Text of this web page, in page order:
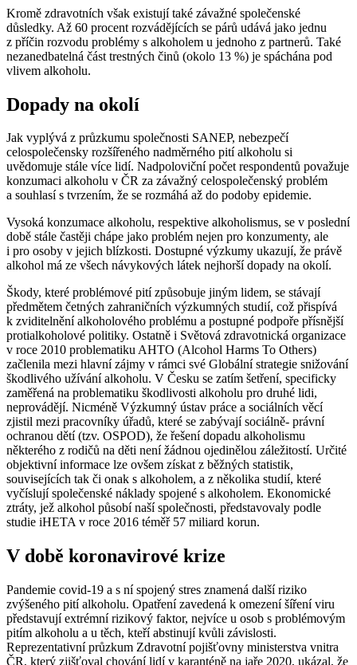
Kromě zdravotních však existují také závažné společenské
důsledky. Až 60 procent rozvádějících se párů udává jako jednu
z příčin rozvodu problémy s alkoholem u jednoho z partnerů. Také
nezanedbatelná část trestných činů (okolo 13 %) je spáchána pod
vlivem alkoholu.
Dopady na okolí
Jak vyplývá z průzkumu společnosti SANEP, nebezpečí
celospolečensky rozšířeného nadměrného pití alkoholu si
uvědomuje stále více lidí. Nadpoloviční počet respondentů považuje
konzumaci alkoholu v ČR za závažný celospolečenský problém
a souhlasí s tvrzením, že se rozmáhá až do podoby epidemie.
Vysoká konzumace alkoholu, respektive alkoholismus, se v poslední
době stále častěji chápe jako problém nejen pro konzumenty, ale
i pro osoby v jejich blízkosti. Dostupné výzkumy ukazují, že právě
alkohol má ze všech návykových látek nejhorší dopady na okolí.
Škody, které problémové pití způsobuje jiným lidem, se stávají
předmětem četných zahraničních výzkumných studií, což přispívá
k zviditelnění alkoholového problému a postupné podpoře přísnější
protialkoholové politiky. Ostatně i Světová zdravotnická organizace
v roce 2010 problematiku AHTO (Alcohol Harms To Others)
začlenila mezi hlavní zájmy v rámci své Globální strategie snižování
škodlivého užívání alkoholu. V Česku se zatím šetření, specificky
zaměřená na problematiku škodlivosti alkoholu pro druhé lidi,
neprovádějí. Nicméně Výzkumný ústav práce a sociálních věcí
zjistil mezi pracovníky úřadů, které se zabývají sociálně- právní
ochranou dětí (tzv. OSPOD), že řešení dopadu alkoholismu
některého z rodičů na děti není žádnou ojedinělou záležitostí. Určité
objektivní informace lze ovšem získat z běžných statistik,
souvisejících tak či onak s alkoholem, a z několika studií, které
vyčíslují společenské náklady spojené s alkoholem. Ekonomické
ztráty, jež alkohol působí naší společnosti, představovaly podle
studie iHETA v roce 2016 téměř 57 miliard korun.
V době koronavirové krize
Pandemie covid-19 a s ní spojený stres znamená další riziko
zvýšeného pití alkoholu. Opatření zavedená k omezení šíření viru
představují extrémní rizikový faktor, nejvíce u osob s problémovým
pitím alkoholu a u těch, kteří abstinují kvůli závislosti.
Reprezentativní průzkum Zdravotní pojišťovny ministerstva vnitra
ČR, který zjišťoval chování lidí v karanténě na jaře 2020, ukázal, že